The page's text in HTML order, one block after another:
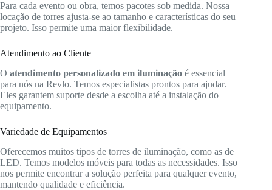
Para cada evento ou obra, temos pacotes sob medida. Nossa
locação de torres ajusta-se ao tamanho e características do seu
projeto. Isso permite uma maior flexibilidade.
Atendimento ao Cliente
O atendimento personalizado em iluminação é essencial
para nós na Revlo. Temos especialistas prontos para ajudar.
Eles garantem suporte desde a escolha até a instalação do
equipamento.
Variedade de Equipamentos
Oferecemos muitos tipos de torres de iluminação, como as de
LED. Temos modelos móveis para todas as necessidades. Isso
nos permite encontrar a solução perfeita para qualquer evento,
mantendo qualidade e eficiência.